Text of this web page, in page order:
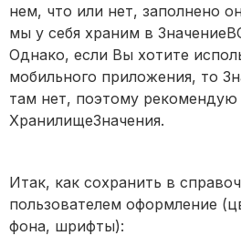
нем, что или нет, заполнено
мы у себя храним в
Однако, если Вы хотите
мобильного приложения, то
там нет, поэтому рекомендую
ХранилищеЗначения.
Итак, как сохранить в
пользователем оформление
фона, шрифты):